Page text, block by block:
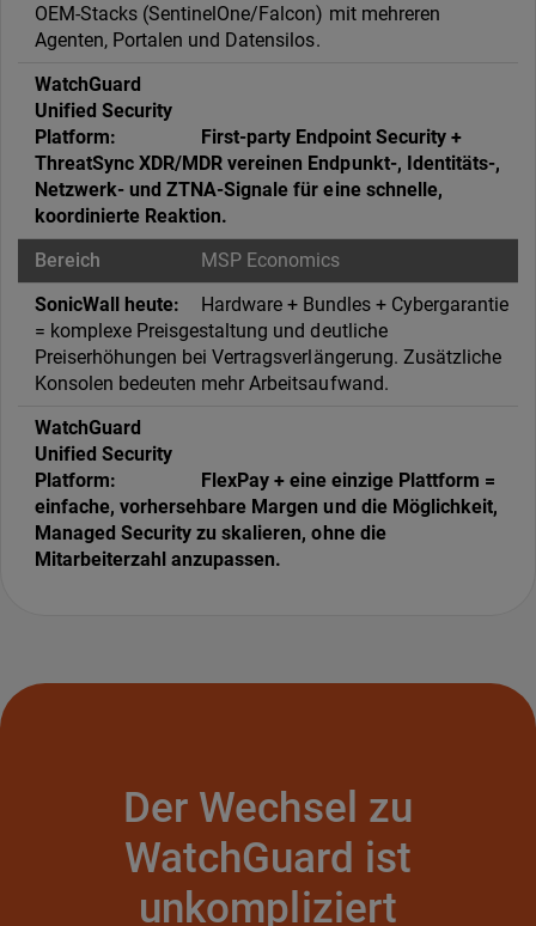
OEM-Stacks (SentinelOne/Falcon) mit mehreren
Agenten, Portalen und Datensilos.
First-party Endpoint Security +
ThreatSync XDR/MDR vereinen Endpunkt-, Identitäts-,
Netzwerk- und ZTNA-Signale für eine schnelle,
koordinierte Reaktion.
MSP Economics
Hardware + Bundles + Cybergarantie
= komplexe Preisgestaltung und deutliche
Preiserhöhungen bei Vertragsverlängerung. Zusätzliche
Konsolen bedeuten mehr Arbeitsaufwand.
FlexPay + eine einzige Plattform =
einfache, vorhersehbare Margen und die Möglichkeit,
Managed Security zu skalieren, ohne die
Mitarbeiterzahl anzupassen.
Der Wechsel zu
WatchGuard ist
unkompliziert